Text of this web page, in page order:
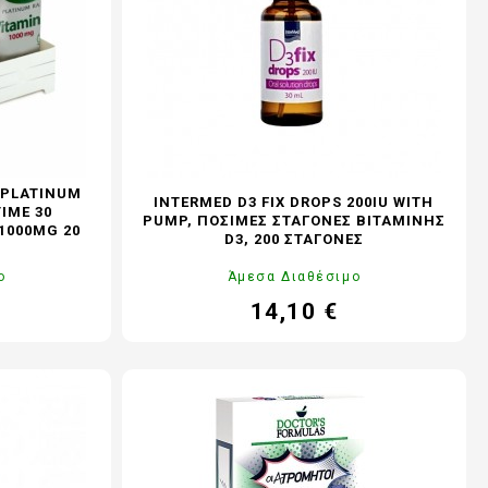
CAUDALIE Vinopure
CAUDALIE VinoHydra
CAUDALIE Vinosun
CAUDALIE Vinergetic C+
CAUDALIE Vinoperfect
CAUDALIE Vinotherapist
CAUDALIE Vinosculpt
CAUDALIE Vinocrush
30
20
INTERMED D3 FIX DROPS 200IU WITH
PUMP, ΠΌΣΙΜΕΣ ΣΤΑΓΌΝΕΣ ΒΙΤΑΜΊΝΗΣ
D3, 200 ΣΤΑΓΌΝΕΣ
Άμεσα Διαθέσιμο
Τιμή
14,10 €